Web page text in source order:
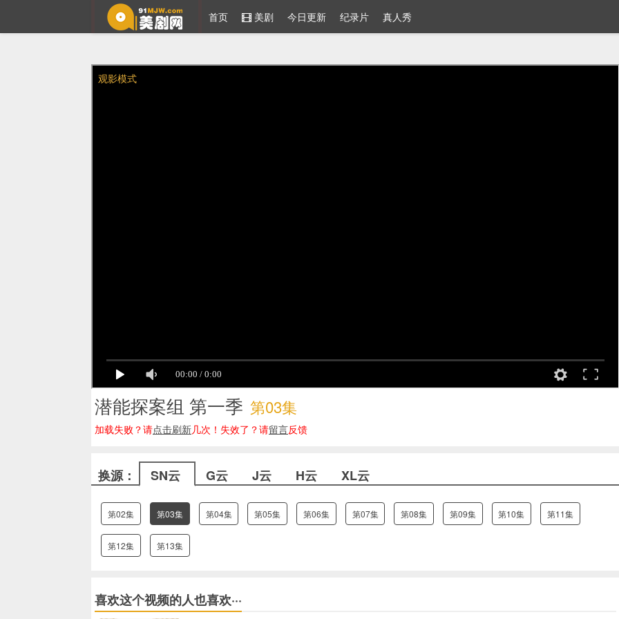
91美剧网
首页 美剧 今日更新 纪录片 真人秀
观影模式
潜能探案组 第一季 第03集
加载失败？请点击刷新几次！失效了？请留言反馈
换源： SN云 G云 J云 H云 XL云
第02集 第03集 第04集 第05集 第06集 第07集 第08集 第09集 第10集 第11集
第12集 第13集
喜欢这个视频的人也喜欢···